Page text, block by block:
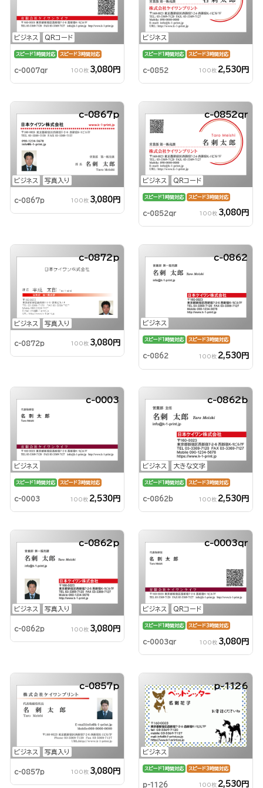
ビジネス QRコード
スピード1時間対応 スピード3時間対応
c-0007qr 100枚 3,080円
ビジネス
スピード1時間対応 スピード3時間対応
c-0852 100枚 2,530円
ビジネス 写真入り
c-0867p
c-0867p 100枚 3,080円
ビジネス QRコード
c-0852qr
スピード1時間対応 スピード3時間対応
c-0852qr 100枚 3,080円
ビジネス 写真入り
c-0872p
c-0872p 100枚 3,080円
ビジネス
c-0862
スピード1時間対応 スピード3時間対応
c-0862 100枚 2,530円
ビジネス
c-0003
スピード1時間対応 スピード3時間対応
c-0003 100枚 2,530円
ビジネス 大きな文字
c-0862b
スピード1時間対応 スピード3時間対応
c-0862b 100枚 2,530円
ビジネス 写真入り
c-0862p
c-0862p 100枚 3,080円
ビジネス QRコード
c-0003qr
スピード1時間対応 スピード3時間対応
c-0003qr 100枚 3,080円
ビジネス 写真入り
c-0857p
c-0857p 100枚 3,080円
ビジネス
p-1126
スピード1時間対応 スピード3時間対応
p-1126 100枚 2,530円